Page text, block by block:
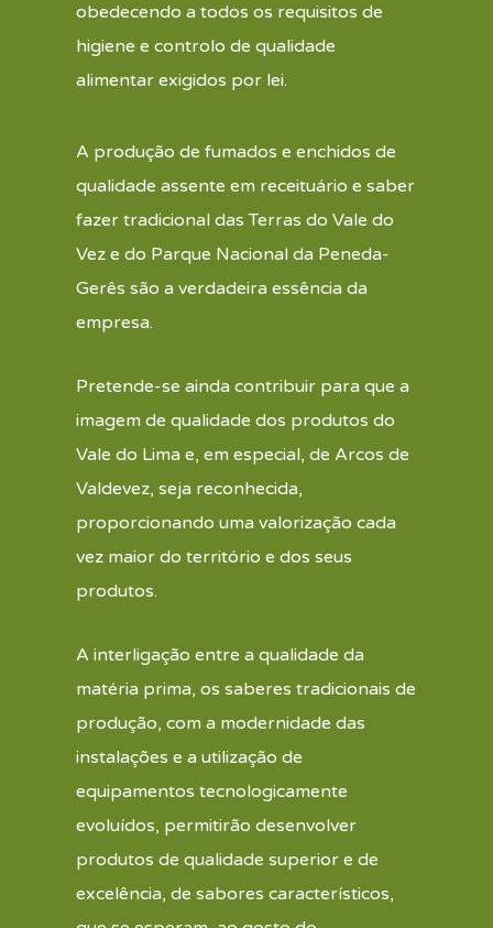
obedecendo a todos os requisitos de
higiene e controlo de qualidade
alimentar exigidos por lei.
A produção de fumados e enchidos de
qualidade assente em receituário e saber
fazer tradicional das Terras do Vale do
Vez e do Parque Nacional da Peneda-
Gerês são a verdadeira essência da
empresa.
Pretende-se ainda contribuir para que a
imagem de qualidade dos produtos do
Vale do Lima e, em especial, de Arcos de
Valdevez, seja reconhecida,
proporcionando uma valorização cada
vez maior do território e dos seus
produtos.
A interligação entre a qualidade da
matéria prima, os saberes tradicionais de
produção, com a modernidade das
instalações e a utilização de
equipamentos tecnologicamente
evoluídos, permitirão desenvolver
produtos de qualidade superior e de
excelência, de sabores característicos,